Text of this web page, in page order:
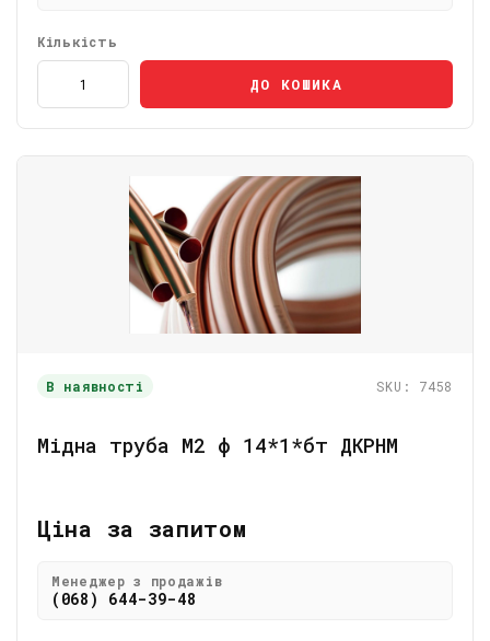
Кількість
ДО КОШИКА
В наявності SKU: 7458
Мідна труба М2 ф 14*1*бт ДКРНМ
Ціна за запитом
Менеджер з продажів
(068) 644-39-48